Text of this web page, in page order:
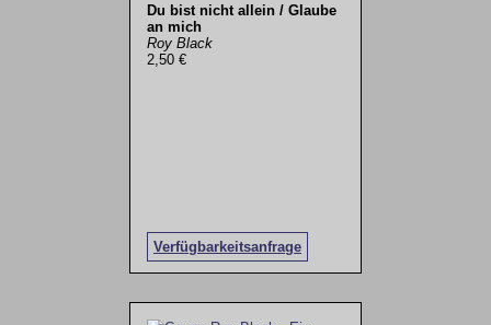
Du bist nicht allein / Glaube
an mich
Roy Black
2,50 €
Verfügbarkeitsanfrage